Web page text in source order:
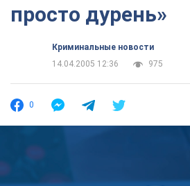
просто дурень»
Криминальные новости
14.04.2005 12:36
975
0